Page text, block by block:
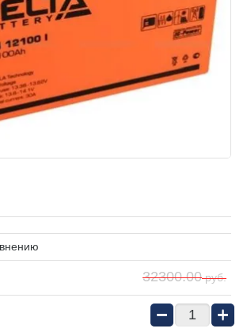
32300.00руб.
− +